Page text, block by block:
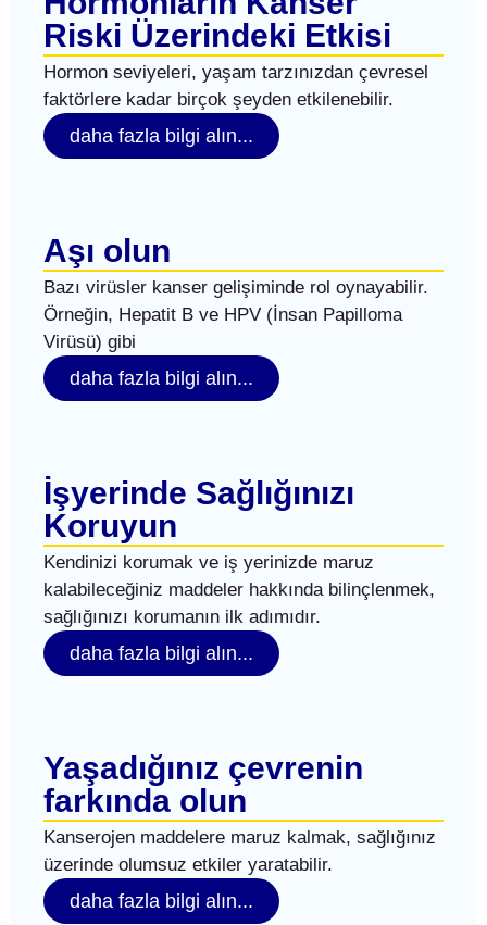
Riski Üzerindeki Etkisi
Hormon seviyeleri, yaşam tarzınızdan çevresel
faktörlere kadar birçok şeyden etkilenebilir.
daha fazla bilgi alın...
Aşı olun
Bazı virüsler kanser gelişiminde rol oynayabilir.
Örneğin, Hepatit B ve HPV (İnsan Papilloma
Virüsü) gibi
daha fazla bilgi alın...
İşyerinde Sağlığınızı
Koruyun
Kendinizi korumak ve iş yerinizde maruz
kalabileceğiniz maddeler hakkında bilinçlenmek,
sağlığınızı korumanın ilk adımıdır.
daha fazla bilgi alın...
Yaşadığınız çevrenin
farkında olun
Kanserojen maddelere maruz kalmak, sağlığınız
üzerinde olumsuz etkiler yaratabilir.
daha fazla bilgi alın...